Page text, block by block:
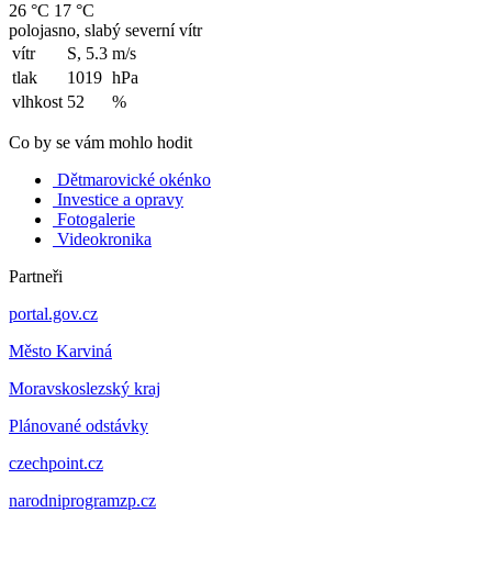
26 °C 17 °C
polojasno, slabý severní vítr
vítr
S, 5.3 m/s
tlak
1019 hPa
vlhkost 52 %
Co by se vám mohlo hodit
Dětmarovické okénko
Investice a opravy
Fotogalerie
Videokronika
Partneři
portal.gov.cz
Město Karviná
Moravskoslezský kraj
Plánované odstávky
czechpoint.cz
narodniprogramzp.cz